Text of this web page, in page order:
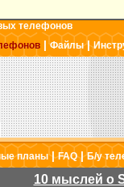
телефонов
|Файлы|
планы|FAQ|Б/у
10 мыслей о